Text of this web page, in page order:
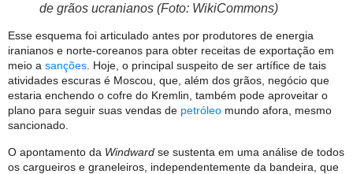
de grãos ucranianos (Foto: WikiCommons)
Esse esquema foi articulado antes por produtores de energia
iranianos e norte-coreanos para obter receitas de exportação em
meio a sanções. Hoje, o principal suspeito de ser artífice de tais
atividades escuras é Moscou, que, além dos grãos, negócio que
estaria enchendo o cofre do Kremlin, também pode aproveitar o
plano para seguir suas vendas de petróleo mundo afora, mesmo
sancionado.
O apontamento da Windward se sustenta em uma análise de todos
os cargueiros e graneleiros, independentemente da bandeira, que